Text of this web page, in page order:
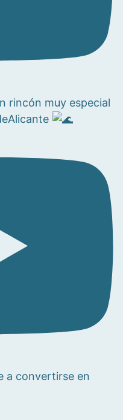
rincón muy especial
a convertirse en